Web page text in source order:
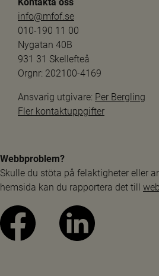
info@mfof.se
010-190 11 00
Nygatan 40B
931 31 Skellefteå
Orgnr: 202100-4169
Ansvarig utgivare: Per Bergling
Fler kontaktuppgifter
Webbproblem?
Skulle du stöta på felaktigheter eller
hemsida kan du rapportera det till